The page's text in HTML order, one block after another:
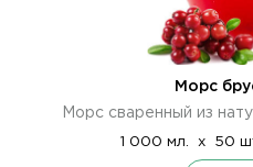
Морс
Морс сваренный из
1 000 мл. x 50